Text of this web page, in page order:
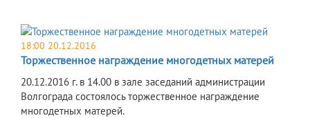
18:00 20.12.2016
Торжественное награждение многодетных матерей
20.12.2016 г. в 14.00 в зале заседаний администрации
Волгограда состоялось торжественное награждение
многодетных матерей.